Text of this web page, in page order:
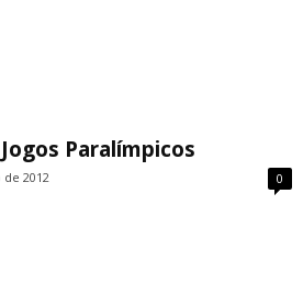
Paralímpicos
2012 0